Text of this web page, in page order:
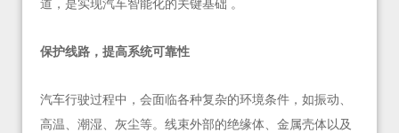
保护线路，提高系统可靠性
汽车行驶过程中，会面临各种复杂的环境条件，如振动、
高温、潮湿、灰尘等。线束外部的绝缘体、金属壳体以及